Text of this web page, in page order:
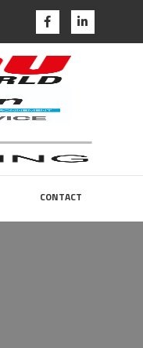
CONTACT